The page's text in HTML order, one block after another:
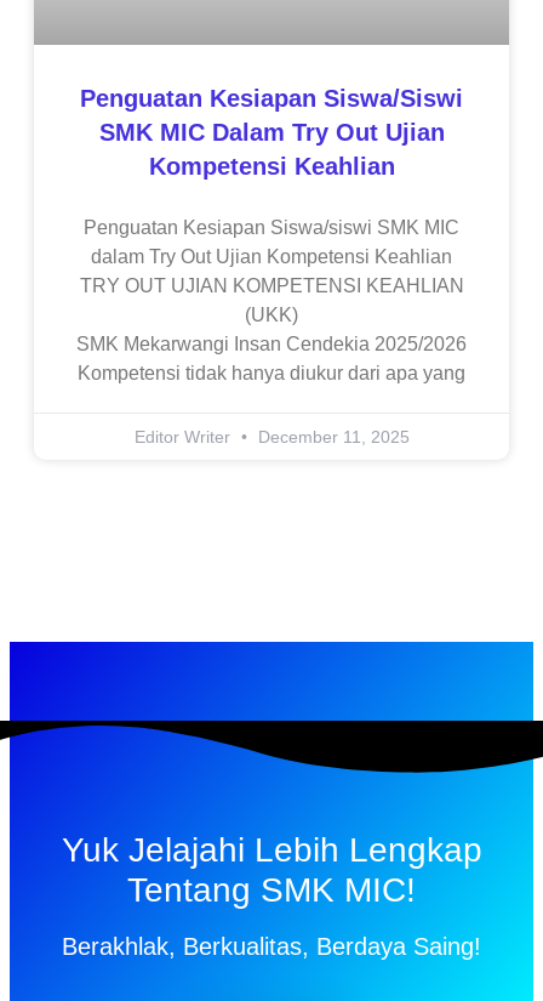
Penguatan Kesiapan Siswa/siswi
SMK MIC Dalam Try Out Ujian
Kompetensi Keahlian
Penguatan Kesiapan Siswa/siswi SMK MIC
dalam Try Out Ujian Kompetensi Keahlian
TRY OUT UJIAN KOMPETENSI KEAHLIAN
(UKK)
SMK Mekarwangi Insan Cendekia 2025/2026
Kompetensi tidak hanya diukur dari apa yang
Editor Writer December 11, 2025
Yuk Jelajahi Lebih Lengkap
Tentang SMK MIC!
Berakhlak, Berkualitas, Berdaya Saing!